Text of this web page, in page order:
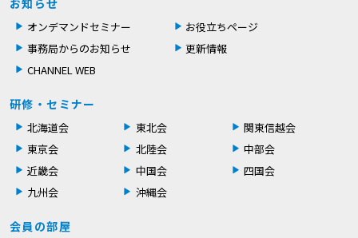
オンデマンドセミナー
お役立ちページ
事務局からのお知らせ
更新情報
CHANNEL WEB
研修・セミナー
北海道会 東北会
関東信越会
東京会
北陸会
中部会
近畿会
中国会
四国会
九州会
沖縄会
会員の部屋